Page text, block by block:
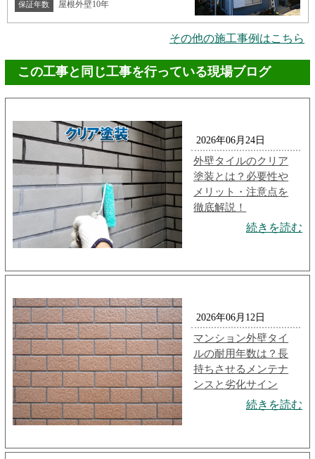
保証年数 屋根外壁10年
その他の施工事例はこちら
この工事と同じ工事を行っている現場ブログ
2026年06月24日
外壁タイルのクリア
塗装とは？必要性や
メリット・注意点を
徹底解説！
続きを読む
2026年06月12日
マンション外壁タイ
ルの耐用年数は？長
持ちさせるメンテナ
ンスと劣化サイン
続きを読む